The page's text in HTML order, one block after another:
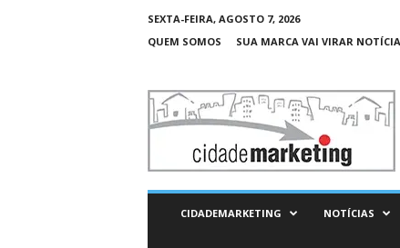
SEXTA-FEIRA, AGOSTO 7, 2026
QUEM SOMOS
SUA MARCA VAI VIRAR NOTÍCIA
C
d
CIDADEMARKETING NOTÍCIAS